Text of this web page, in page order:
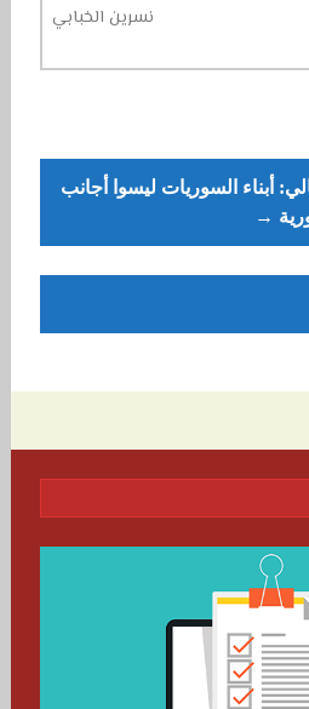
نسرين الخبابي
أبناء السوريات ليسوا أجانب
→